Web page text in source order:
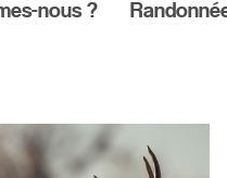
nous ?